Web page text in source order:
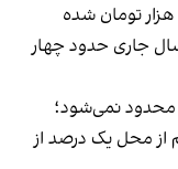
تومان، ۷۸۰ هزار تومان و یک میلیون و ۴۰ هزار تومان شده
جاری حدود چهار
محدود نمی‌شود؛
تومان هم از محل یک‌ درصد از